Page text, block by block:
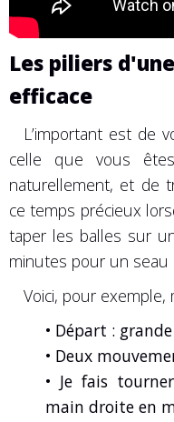
Les piliers
efficace
L’important est de
celle que vous
naturellement, et de
ce temps précieux
taper les balles sur
minutes pour un seau
Voici, pour
• Départ :
• Deux
• Je fais
main droite en